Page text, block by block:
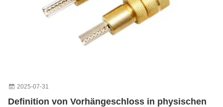
2025-07-31
Definition von Vorhängeschloss in physischen